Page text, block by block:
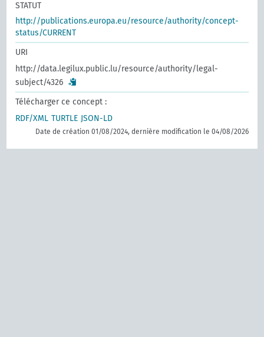
STATUT
http://publications.europa.eu/resource/authority/concept-
status/CURRENT
URI
http://data.legilux.public.lu/resource/authority/legal-
subject/4326
Télécharger ce concept :
RDF/XML TURTLE JSON-LD
Date de création 01/08/2024, dernière modification le 04/08/2026